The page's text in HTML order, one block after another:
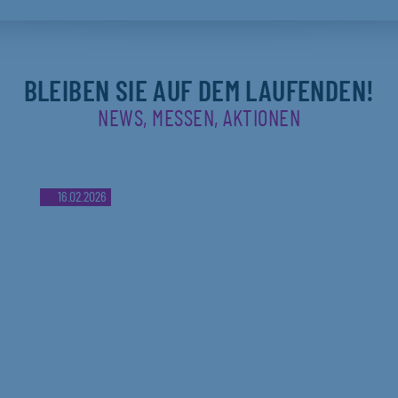
BLEIBEN SIE AUF DEM LAUFENDEN!
NEWS, MESSEN, AKTIONEN
16.02.2026